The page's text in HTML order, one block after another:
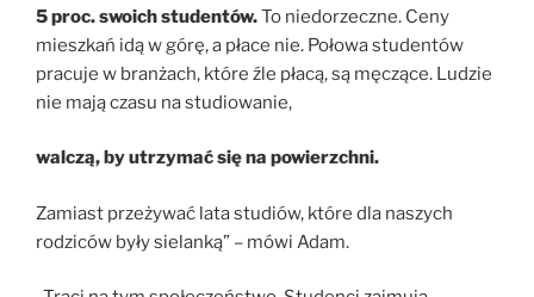
5 proc. swoich studentów.To niedorzeczne. Ceny
mieszkań idą w górę, a płace nie. Połowa studentów
pracuje w branżach, które źle płacą, są męczące. Ludzie
nie mają czasu na studiowanie,
walczą, by utrzymać się na powierzchni.
Zamiast przeżywać lata studiów, które dla naszych
rodziców były sielanką” – mówi Adam.